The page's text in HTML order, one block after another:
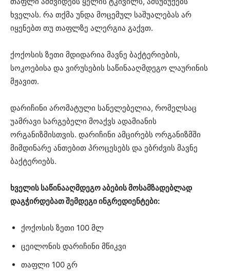
ხველას. რა თქმა უნდა მოცემულ საშუალებას არ
იყენებთ თუ თაფლზე ალერგია გაქვთ.
ქოქოსის ზეთი მდიდარია მავნე ბაქტერიების,
სოკოებისა და ვირუსების საწინააღმდეგო ლაურინის
მჟავით.
დარიჩინი არომატული სანელებელია, რომელსაც
უამრავი სარგებელი მოაქვს ადამიანის
ორგანიზმისთვის. დარიჩინი ამცირებს ორგანიზმში
მიმდინარე ანთებით პროცესებს და ებრძვის მავნე
ბაქტერიებს.
ხველის საწინააღმდეგო აბების მოსამზადებლად
დაგჭირდებათ შემდეგი ინგრედიენტები:
ქოქოსის ზეთი 100 მლ
ცეილონის დარიჩინი მწიკვი
თაფლი 100 გრ